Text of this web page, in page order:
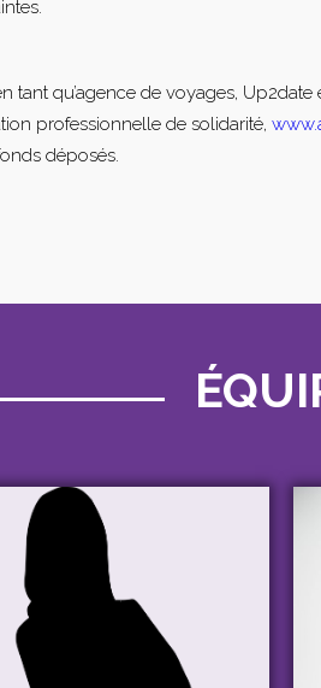
tant qu’agence de voyages, Up2date
professionnelle de solidarité,
déposés.